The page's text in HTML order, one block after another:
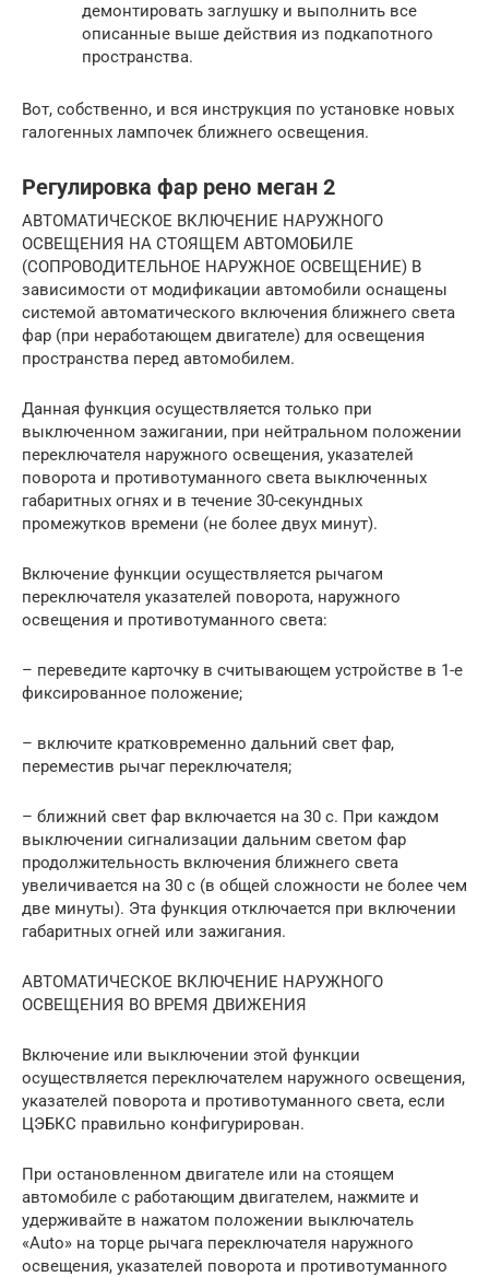
демонтировать заглушку и выполнить все
описанные выше действия из подкапотного
пространства.
Вот, собственно, и вся инструкция по установке новых
галогенных лампочек ближнего освещения.
Регулировка фар рено меган 2
АВТОМАТИЧЕСКОЕ ВКЛЮЧЕНИЕ НАРУЖНОГО
ОСВЕЩЕНИЯ НА СТОЯЩЕМ АВТОМОБИЛЕ
(СОПРОВОДИТЕЛЬНОЕ НАРУЖНОЕ ОСВЕЩЕНИЕ) В
зависимости от модификации автомобили оснащены
системой автоматического включения ближнего света
фар (при неработающем двигателе) для освещения
пространства перед автомобилем.
Данная функция осуществляется только при
выключенном зажигании, при нейтральном положении
переключателя наружного освещения, указателей
поворота и противотуманного света выключенных
габаритных огнях и в течение 30-секундных
промежутков времени (не более двух минут).
Включение функции осуществляется рычагом
переключателя указателей поворота, наружного
освещения и противотуманного света:
– переведите карточку в считывающем устройстве в 1-е
фиксированное положение;
– включите кратковременно дальний свет фар,
переместив рычаг переключателя;
– ближний свет фар включается на 30 с. При каждом
выключении сигнализации дальним светом фар
продолжительность включения ближнего света
увеличивается на 30 с (в общей сложности не более чем
две минуты). Эта функция отключается при включении
габаритных огней или зажигания.
АВТОМАТИЧЕСКОЕ ВКЛЮЧЕНИЕ НАРУЖНОГО
ОСВЕЩЕНИЯ ВО ВРЕМЯ ДВИЖЕНИЯ
Включение или выключении этой функции
осуществляется переключателем наружного освещения,
указателей поворота и противотуманного света, если
ЦЭБКС правильно конфигурирован.
При остановленном двигателе или на стоящем
автомобиле с работающим двигателем, нажмите и
удерживайте в нажатом положении выключатель
«Auto» на торце рычага переключателя наружного
освещения, указателей поворота и противотуманного